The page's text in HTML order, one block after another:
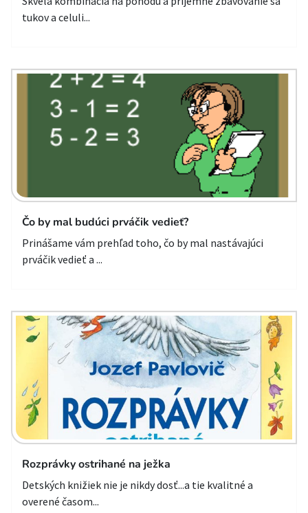
tukov a celuli...
Čo by mal budúci prváčik vedieť?
Prinášame vám prehľad toho, čo by mal nastávajúci
prváčik vedieť a ...
Rozprávky ostrihané na ježka
Detských knižiek nie je nikdy dosť...a tie kvalitné a
overené časom...